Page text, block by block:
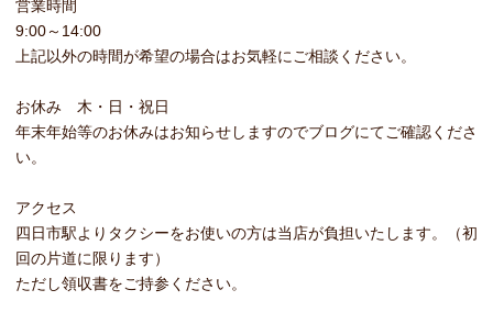
営業時間
9:00～14:00
上記以外の時間が希望の場合はお気軽にご相談ください。
お休み 木・日・祝日
年末年始等のお休みはお知らせしますのでブログにてご確認くださ
い。
アクセス
四日市駅よりタクシーをお使いの方は当店が負担いたします。（初
回の片道に限ります）
ただし領収書をご持参ください。